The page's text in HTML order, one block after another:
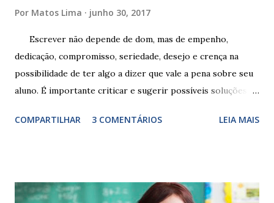
Por Matos Lima junho 30, 2017
Escrever não depende de dom, mas de empenho,
dedicação, compromisso, seriedade, desejo e crença na
possibilidade de ter algo a dizer que vale a pena sobre seu
aluno. É importante criticar e sugerir possíveis soluções.
exercitação. E encontrar a melhor maneira de expressar o
sempre as intervenções feitas para ações apresentadas,
COMPARTILHAR 3 COMENTÁRIOS LEIA MAIS